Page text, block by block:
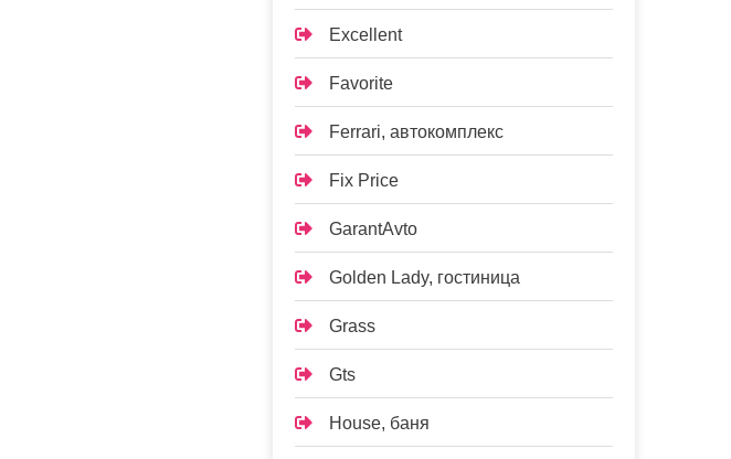
Excellent
Favorite
Ferrari, автокомплекс
Fix Price
GarantAvto
Golden Lady, гостиница
Grass
Gts
House, баня